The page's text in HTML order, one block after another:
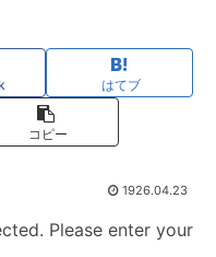
はてブ
コピー
1926.04.23
Please enter your